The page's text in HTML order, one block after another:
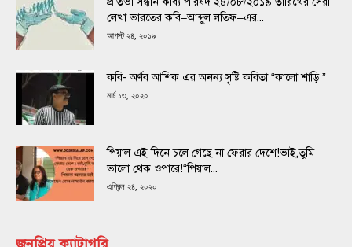
লেখা ভারতের কবি–আব্দুল লতিফ–এর...
আগস্ট ২৪, ২০১৯
কবি- অর্ণব আশিক এর অনন্য সৃষ্টি কবিতা “কালো শাড়ি ”
মার্চ ১৩, ২০২০
পিয়াল এই দিনে চলে গেছে না ফেরার দেশে!ভাই,তুমি
ভালো থেক ওপারে!“পিয়াল...
এপ্রিল ২৪, ২০২০